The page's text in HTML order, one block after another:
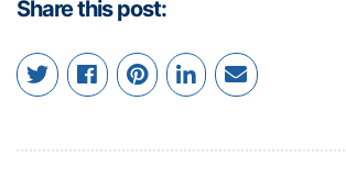
Share this post: